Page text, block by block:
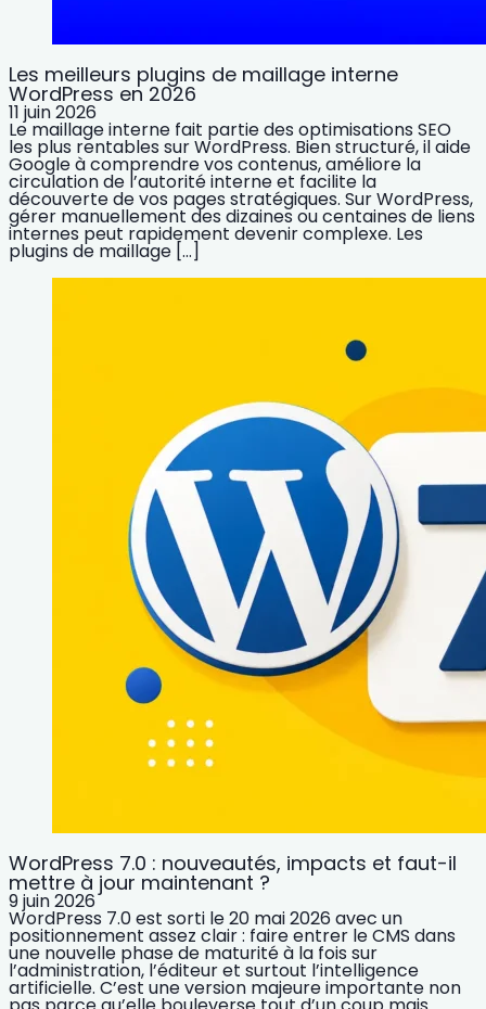
Les meilleurs plugins de maillage interne
WordPress en 2026
11 juin 2026
Le maillage interne fait partie des optimisations SEO
les plus rentables sur WordPress. Bien structuré, il aide
Google à comprendre vos contenus, améliore la
circulation de l’autorité interne et facilite la
découverte de vos pages stratégiques. Sur WordPress,
gérer manuellement des dizaines ou centaines de liens
internes peut rapidement devenir complexe. Les
plugins de maillage […]
WordPress 7.0 : nouveautés, impacts et faut-il
mettre à jour maintenant ?
9 juin 2026
WordPress 7.0 est sorti le 20 mai 2026 avec un
positionnement assez clair : faire entrer le CMS dans
une nouvelle phase de maturité à la fois sur
l’administration, l’éditeur et surtout l’intelligence
artificielle. C’est une version majeure importante non